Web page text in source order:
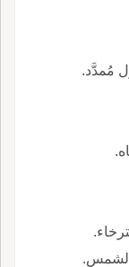
مُمدَّد.
الشمس.